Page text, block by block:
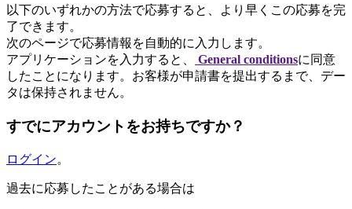
以下のいずれかの方法で応募すると、より早くこの応募を完
了できます。
次のページで応募情報を自動的に入力します。
アプリケーションを入力すると、
General conditionsに同意
したことになります。お客様が申請書を提出するまで、デー
タは保持されません。
すでにアカウントをお持ちですか？
ログイン。
過去に応募したことがある場合は